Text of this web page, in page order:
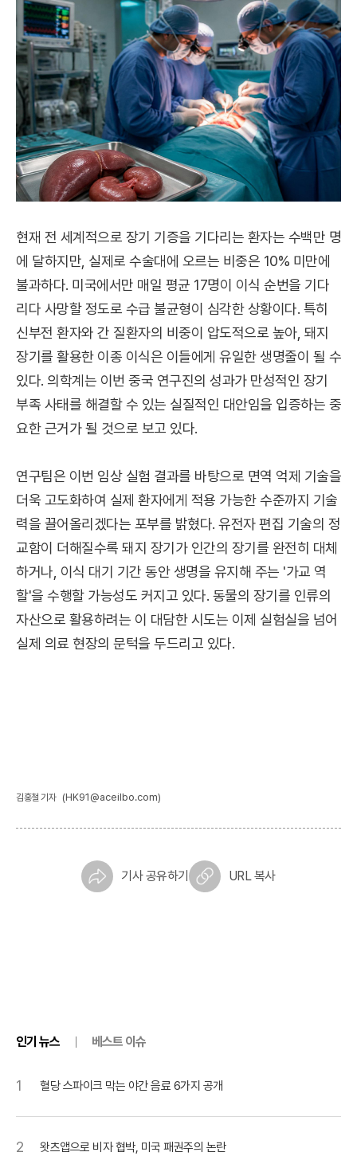
현재 전 세계적으로 장기 기증을 기다리는 환자는 수백만 명
에 달하지만, 실제로 수술대에 오르는 비중은 10% 미만에
불과하다. 미국에서만 매일 평균 17명이 이식 순번을 기다
리다 사망할 정도로 수급 불균형이 심각한 상황이다. 특히
신부전 환자와 간 질환자의 비중이 압도적으로 높아, 돼지
장기를 활용한 이종 이식은 이들에게 유일한 생명줄이 될 수
있다. 의학계는 이번 중국 연구진의 성과가 만성적인 장기
부족 사태를 해결할 수 있는 실질적인 대안임을 입증하는 중
요한 근거가 될 것으로 보고 있다.
연구팀은 이번 임상 실험 결과를 바탕으로 면역 억제 기술을
더욱 고도화하여 실제 환자에게 적용 가능한 수준까지 기술
력을 끌어올리겠다는 포부를 밝혔다. 유전자 편집 기술의 정
교함이 더해질수록 돼지 장기가 인간의 장기를 완전히 대체
하거나, 이식 대기 기간 동안 생명을 유지해 주는 '가교 역
할'을 수행할 가능성도 커지고 있다. 동물의 장기를 인류의
자산으로 활용하려는 이 대담한 시도는 이제 실험실을 넘어
실제 의료 현장의 문턱을 두드리고 있다.
김홍철 기자 (HK91@aceilbo.com)
기사 공유하기 URL 복사
인기 뉴스 베스트 이슈
1 혈당 스파이크 막는 야간 음료 6가지 공개
2 왓츠앱으로 비자 협박, 미국 패권주의 논란